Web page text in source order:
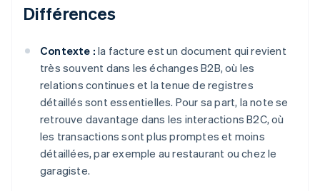
Différences
Contexte : la facture est un document qui revient
très souvent dans les échanges B2B, où les
relations continues et la tenue de registres
détaillés sont essentielles. Pour sa part, la note se
retrouve davantage dans les interactions B2C, où
les transactions sont plus promptes et moins
détaillées, par exemple au restaurant ou chez le
garagiste.